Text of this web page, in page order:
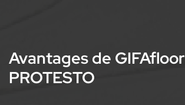
Avantages de GIFAfloor
PROTESTO